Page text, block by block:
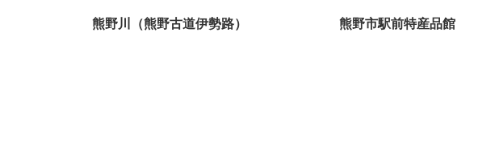
熊野川（熊野古道伊勢路） 熊野市駅前特産品館